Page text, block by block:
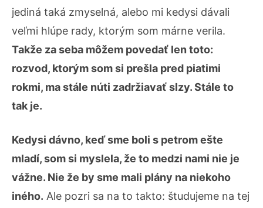
jediná taká zmyselná, alebo mi kedysi dávali
veľmi hlúpe rady, ktorým som márne verila.
Takže za seba môžem povedať len toto:
rozvod, ktorým som si prešla pred piatimi
rokmi, ma stále núti zadržiavať slzy. Stále to
tak je.
Kedysi dávno, keď sme boli s petrom ešte
mladí, som si myslela, že to medzi nami nie je
vážne. Nie že by sme mali plány na niekoho
iného. Ale pozri sa na to takto: študujeme na tej